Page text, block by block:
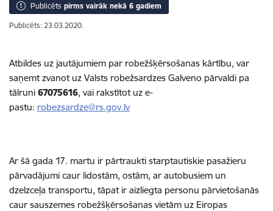
Publicēts pirms vairāk nekā 6 gadiem
Publicēts: 23.03.2020.
Atbildes uz jautājumiem par robežšķērsošanas kārtību, var
saņemt zvanot uz Valsts robežsardzes Galveno pārvaldi pa
tālruni 67075616, vai rakstītot uz e-
pastu: robezsardze@rs.gov.lv
Ar šā gada 17. martu ir pārtraukti starptautiskie pasažieru
pārvadājumi caur lidostām, ostām, ar autobusiem un
dzelzceļa transportu, tāpat ir aizliegta personu pārvietošanās
caur sauszemes robežšķērsošanas vietām uz Eiropas